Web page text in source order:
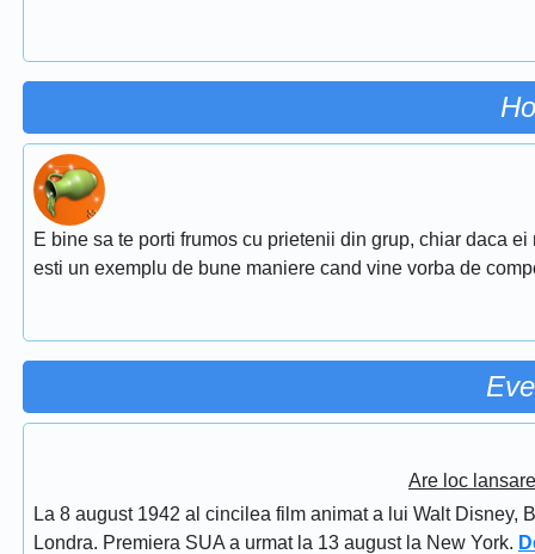
E bine sa te porti frumos cu prietenii din grup, chiar daca
esti un exemplu de bune maniere cand vine vorba de
Are loc
La 8 august 1942 al cincilea film animat a lui Walt
Londra. Premiera SUA a urmat la 13 august la New York.